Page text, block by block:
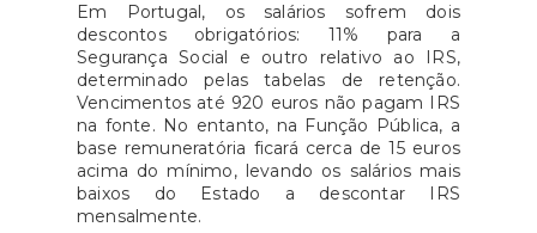
Em Portugal, os salários sofrem dois
descontos obrigatórios: 11% para a
Segurança Social e outro relativo ao IRS,
determinado pelas tabelas de retenção.
Vencimentos até 920 euros não pagam IRS
na fonte. No entanto, na Função Pública, a
base remuneratória ficará cerca de 15 euros
acima do mínimo, levando os salários mais
baixos do Estado a descontar IRS
mensalmente.